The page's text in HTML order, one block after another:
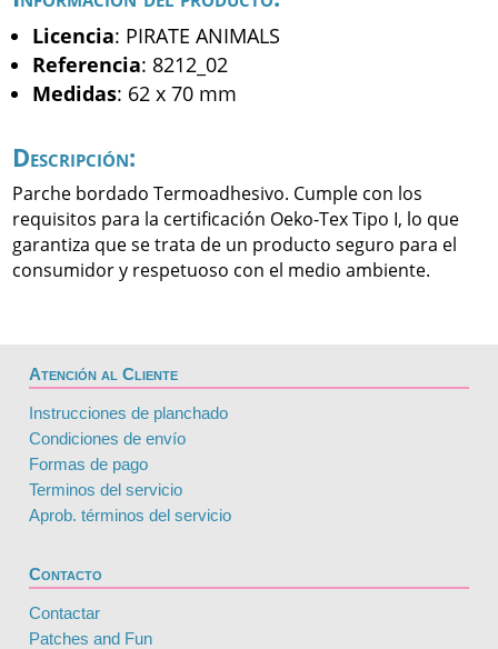
Licencia: PIRATE ANIMALS
Referencia: 8212_02
Medidas: 62 x 70 mm
Descripción:
Parche bordado Termoadhesivo. Cumple con los
requisitos para la certificación Oeko-Tex Tipo I, lo que
garantiza que se trata de un producto seguro para el
consumidor y respetuoso con el medio ambiente.
Atención al Cliente
Instrucciones de planchado
Condiciones de envío
Formas de pago
Terminos del servicio
Aprob. términos del servicio
Contacto
Contactar
Patches and Fun